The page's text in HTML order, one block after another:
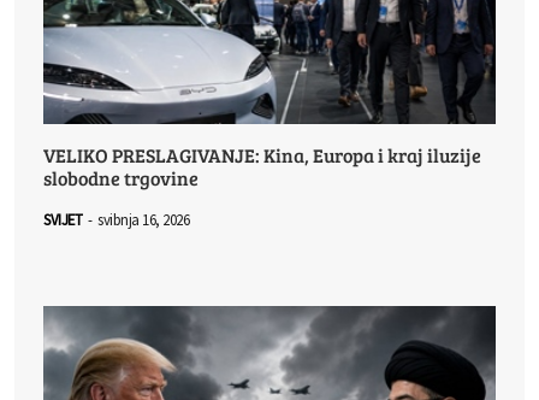
VELIKO PRESLAGIVANJE: Kina, Europa i kraj iluzije
slobodne trgovine
SVIJET - svibnja 16, 2026